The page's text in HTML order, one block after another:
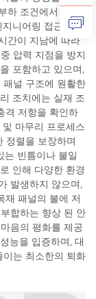
조건에서 분열,
니어링 접근법은
간이 지남에 따라
압력 지점을 방지
포함하고 있으며,
널 구조에 원활한
조치에는 실재 조
격 저항을 확인하
마무리 프로세스
정렬을 보장하며
는 빈틈이나 불일
인해 다양한 환경
발생하지 않으며,
재 패널의 불에 저
합하는 향상 된 안
음의 평화를 제공
능을 입증하며, 대
는 최소한의 퇴화